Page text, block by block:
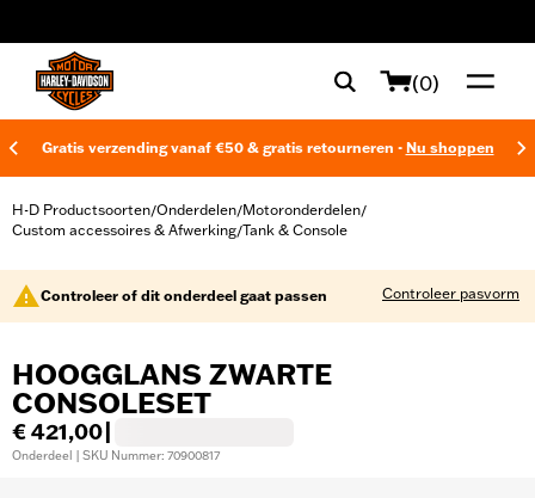
(0)
Gratis verzending vanaf €50 & gratis retourneren - Nu shoppen
H-D Productsoorten/Onderdelen/Motoronderdelen/
Custom accessoires & Afwerking/Tank & Console
Controleer of dit onderdeel gaat passen Controleer pasvorm
HOOGGLANS ZWARTE
CONSOLESET
€ 421,00
Onderdeel | SKU Nummer: 70900817